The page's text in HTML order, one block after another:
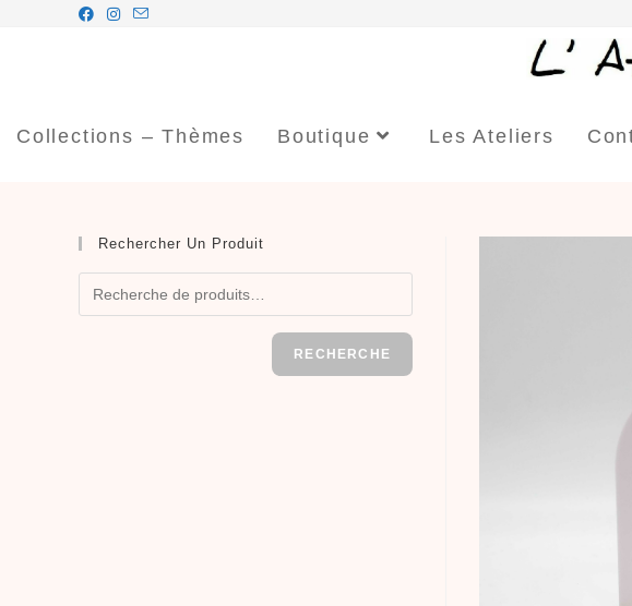
Collections – Thèmes Boutique Les Ateliers
Rechercher Un Produit
RECHERCHE